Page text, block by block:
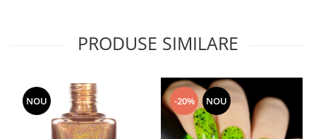
PRODUSE SIMILARE
NOU -20% NOU